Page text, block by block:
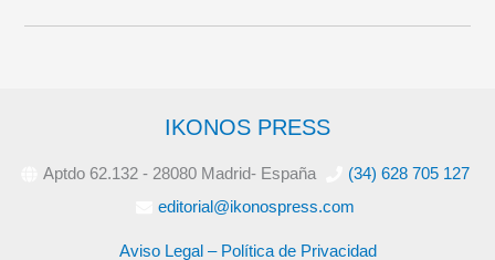
IKONOS PRESS
Aptdo 62.132 - 28080 Madrid- España
(34) 628 705 127
editorial@ikonospress.com
Aviso Legal – Política de Privacidad